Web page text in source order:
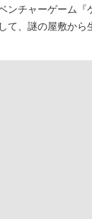
ンチャーゲーム
て、謎の屋敷から